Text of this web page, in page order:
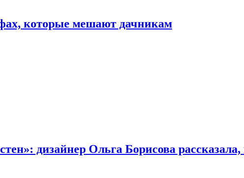
которые мешают дачникам
дизайнер Ольга Борисова